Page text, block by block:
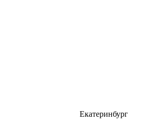
Екатеринбург